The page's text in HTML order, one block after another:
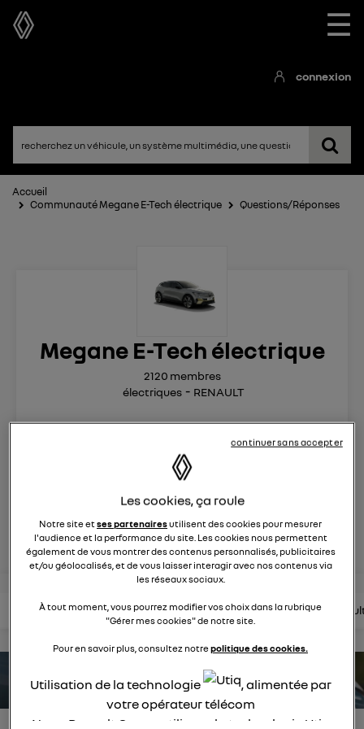
☰
connexion
Accueil
Communauté Megane E-Tech électrique
Questions/Réponses
Megane E-Tech électrique
électriques RENAULT
2120 membres
nouvelle ère 100% électrique
posez une question
rejoignez
lire les questions lire les articles consultez la brochure
estimez votre autonomie
Les cookies, ça roule
Notre site etses partenairesutilisent des cookies pour mesurer
l'audience et la performance du site. Les cookies nous permettent
également de vous montrer des contenus personnalisés, publicitaires
et/ou géolocalisés, et de vous laisser interagir avec nos contenus via
les réseaux sociaux.
À tout moment, vous pourrez modifier vos choix dans la rubrique
"Gérer mes cookies" de notre site.
Pour en savoir plus, consultez notrepolitique des cookies.
Utilisation de la technologie
, alimentée par
votre opérateur télécom
Nous, Renault Group, utilisons la technologie Utiq
continuer sans accepter